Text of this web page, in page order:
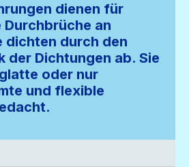
dienen für
an
dichten durch den
der Dichtungen ab. Sie
oder nur
und flexible